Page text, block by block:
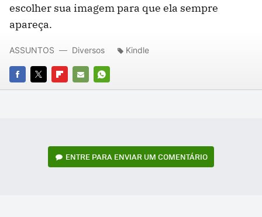
escolher sua imagem para que ela sempre
apareça.
FACEBOOK
TWITTERFLIPBOARD
E-
WHATSAPP
ASSUNTOS Diversos Kindle
ENTRE PARA ENVIAR UM COMENTÁRIO